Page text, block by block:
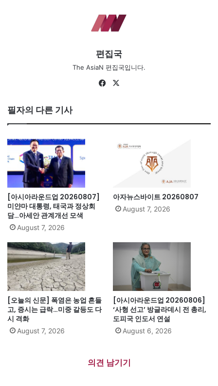
편집국
The AsiaN 편집국입니다.
Fa
필자의 다른 기사
[아시아라운드업 20260807]
미얀마 대통령, 태국과 정상회
담…아세안 관계개선 모색
August 7, 2026
아자뉴스바이트 20260807
August 7, 2026
[오늘의 신문] 폭염은 농업 흔들
고, 증시는 급락…미중 갈등도 다
시 격화
August 7, 2026
[아시아라운드업 20260806]
‘사형 선고’ 방글라데시 전 총리,
도피국 인도서 연설
August 6, 2026
의견 남기기